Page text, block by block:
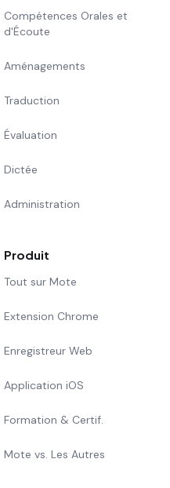
Compétences Orales et
d'Écoute
Aménagements
Traduction
Évaluation
Dictée
Administration
Produit
Tout sur Mote
Extension Chrome
Enregistreur Web
Application iOS
Formation & Certif.
Mote vs. Les Autres